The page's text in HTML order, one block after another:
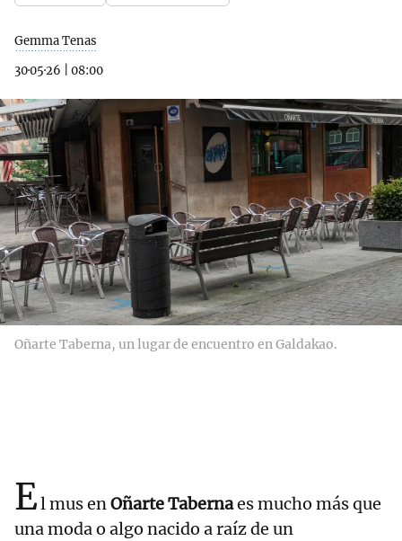
Gemma Tenas
30·05·26
08:00
Oñarte Taberna, un lugar de encuentro en Galdakao.
El mus enOñarte Tabernaes mucho más que
una moda o algo nacido a raíz de un